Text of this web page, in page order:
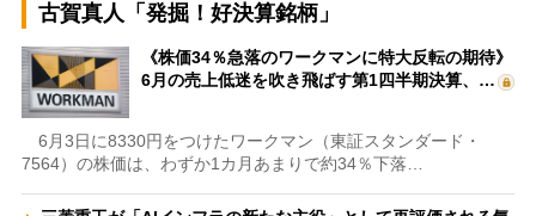
古賀真人「発掘！好決算銘柄」
《株価34％急落のワークマンに特大反転の期待》
6月の売上低迷を吹き飛ばす第1四半期決算、…
6月3日に8330円をつけたワークマン（東証スタンダード・
7564）の株価は、わずか1カ月あまりで約34％下落…